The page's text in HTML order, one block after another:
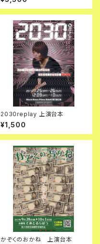
2030replay 上演台本
¥1,500
かぞくのおかね 上演台本